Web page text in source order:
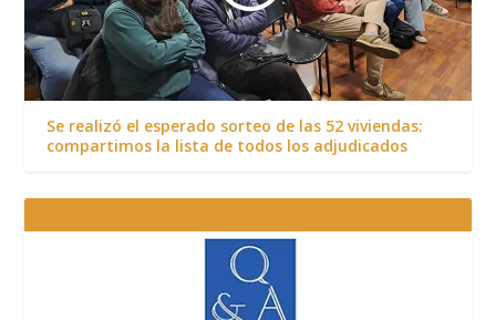
Se realizó el esperado sorteo de las 52 viviendas:
compartimos la lista de todos los adjudicados